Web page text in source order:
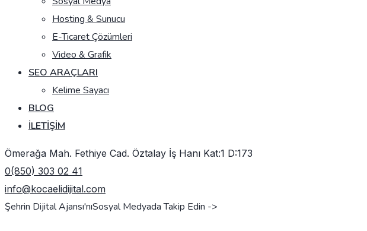
Hosting & Sunucu
E-Ticaret Çözümleri
Video & Grafik
SEO ARAÇLARI
Kelime Sayacı
BLOG
İLETIŞIM
Ömerağa Mah. Fethiye Cad. Öztalay İş Hanı Kat:1 D:173
0(850) 303 02 41
info@kocaelidijital.com
Şehrin Dijital Ajansı'nıSosyal Medyada Takip Edin ->